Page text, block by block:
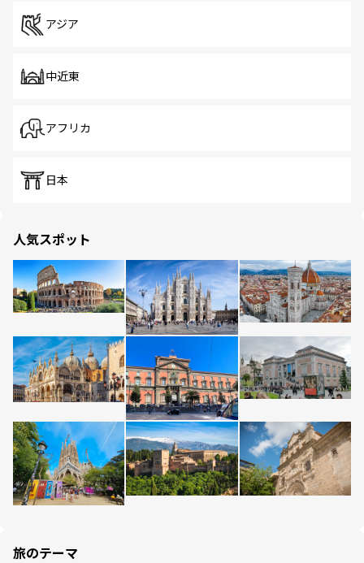
アジア
中近東
アフリカ
日本
人気スポット
旅のテーマ